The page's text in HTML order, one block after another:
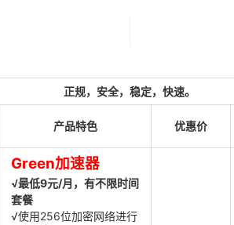
正规，安全，稳定，快速。
产品特色 优惠价
Green加速器
√最低9元/月，有不限时间
套餐
√使用256位加密网络进行